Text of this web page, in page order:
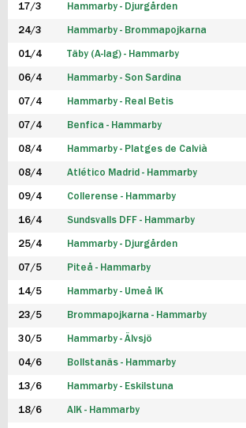
FUTSAL HERR
FUTSAL DAM
17/3 Hammarby - Djurgården
24/3 Hammarby - Brommapojkarna
01/4 Täby (A-lag) - Hammarby
06/4 Hammarby - Son Sardina
07/4 Hammarby - Real Betis
07/4 Benfica - Hammarby
08/4 Hammarby - Platges de Calvià
08/4 Atlético Madrid - Hammarby
09/4 Collerense - Hammarby
16/4 Sundsvalls DFF - Hammarby
25/4 Hammarby - Djurgården
07/5 Piteå - Hammarby
14/5 Hammarby - Umeå IK
23/5 Brommapojkarna - Hammarby
30/5 Hammarby - Älvsjö
04/6 Bollstanäs - Hammarby
13/6 Hammarby - Eskilstuna
18/6 AIK - Hammarby